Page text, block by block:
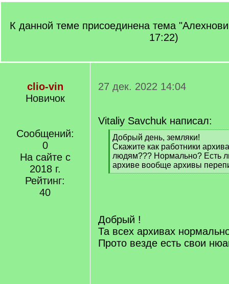
К данной теме присоединена тема
17:22)
clio-vin
Новичок
Сообщений:
0
На сайте с
2018 г.
Рейтинг:
40
27 дек. 2022 14:04
Vitaliy Savchuk написал:
[
q
]
Добрый день, земляки!
Скажите как работники
людям??? Нормально? Есть
архиве вообще архивы
[
Добрый !
Та всех архивах
Прото везде есть свои